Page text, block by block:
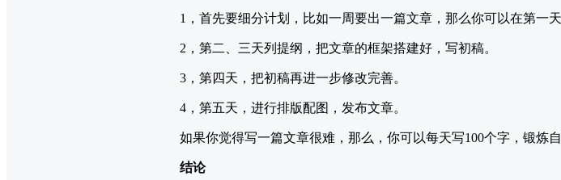
1，首先要细分计划，比如一周要出一篇文章，那么你可以在第一
2，第二、三天列提纲，把文章的框架搭建好，写初稿。
3，第四天，把初稿再进一步修改完善。
4，第五天，进行排版配图，发布文章。
如果你觉得写一篇文章很难，那么，你可以每天写100个字，锻炼自
结论